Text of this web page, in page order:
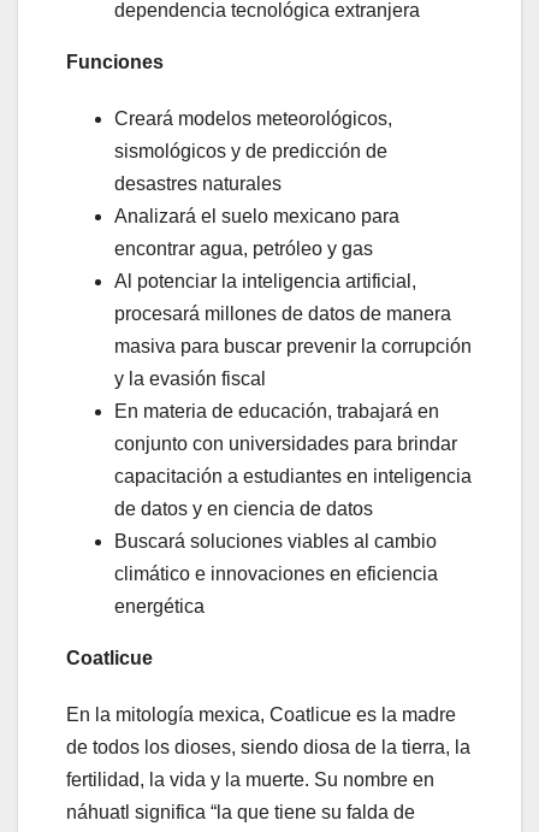
dependencia tecnológica extranjera
Funciones
Creará modelos meteorológicos,
sismológicos y de predicción de
desastres naturales
Analizará el suelo mexicano para
encontrar agua, petróleo y gas
Al potenciar la inteligencia artificial,
procesará millones de datos de manera
masiva para buscar prevenir la corrupción
y la evasión fiscal
En materia de educación, trabajará en
conjunto con universidades para brindar
capacitación a estudiantes en inteligencia
de datos y en ciencia de datos
Buscará soluciones viables al cambio
climático e innovaciones en eficiencia
energética
Coatlicue
En la mitología mexica, Coatlicue es la madre
de todos los dioses, siendo diosa de la tierra, la
fertilidad, la vida y la muerte. Su nombre en
náhuatl significa “la que tiene su falda de